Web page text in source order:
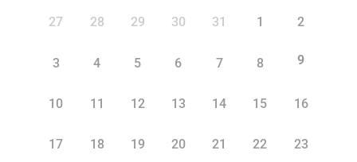
27 28 29 30 31 1 2
3 4 5 6 7 8 9
10 11 12 13 14 15 16
17 18 19 20 21 22 23